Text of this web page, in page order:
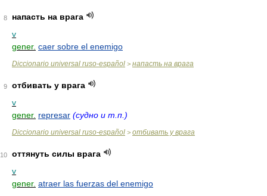
8
напасть на врага
v
gener. caer sobre el enemigo
Diccionario universal ruso-español > напасть на врага
9
отбивать у врага
v
gener. represar (судно и т.п.)
Diccionario universal ruso-español > отбивать у врага
10
оттянуть силы врага
v
gener. atraer las fuerzas del enemigo